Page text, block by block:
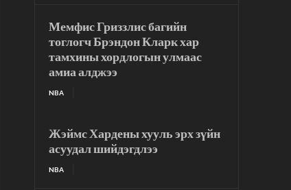
Мемфис Гриззлис багийн
тоглогч Брэндон Кларк хар
тамхины хордлогын улмаас
амиа алджээ
NBA
Жэймс Хардены хууль эрх зүйн
асуудал шийдэгдлээ
NBA